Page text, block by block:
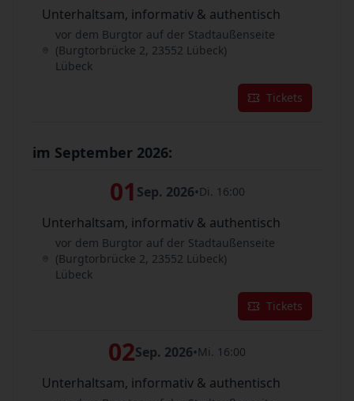
Unterhaltsam, informativ & authentisch
vor dem Burgtor auf der Stadtaußenseite
(Burgtorbrücke 2, 23552 Lübeck)
Lübeck
Tickets
im September 2026:
01 Sep. 2026•Di. 16:00
Unterhaltsam, informativ & authentisch
vor dem Burgtor auf der Stadtaußenseite
(Burgtorbrücke 2, 23552 Lübeck)
Lübeck
Tickets
02Sep. 2026•Mi. 16:00
Unterhaltsam, informativ & authentisch